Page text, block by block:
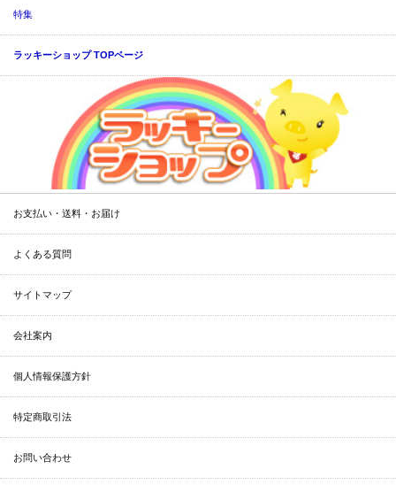
特集
ラッキーショップ TOPページ
お支払い・送料・お届け
よくある質問
サイトマップ
会社案内
個人情報保護方針
特定商取引法
お問い合わせ